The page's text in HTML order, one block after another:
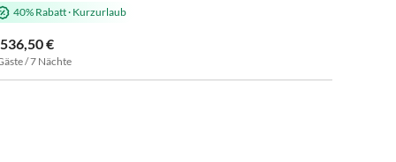
40% Rabatt· Kurzurlaub
€
/ 7 Nächte